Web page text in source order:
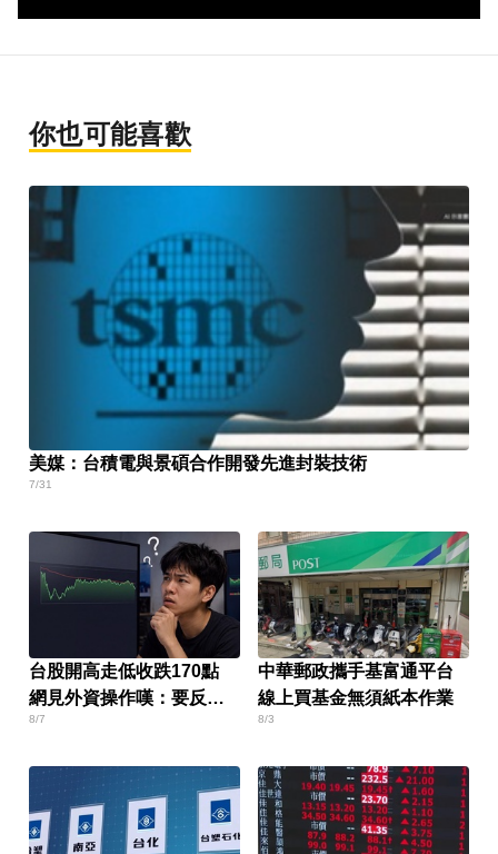
你也可能喜歡
美媒：台積電與景碩合作開發先進封裝技術
7/31
台股開高走低收跌170點
網見外資操作嘆：要反轉
了嗎？
8/7
中華郵政攜手基富通平台
線上買基金無須紙本作業
8/3